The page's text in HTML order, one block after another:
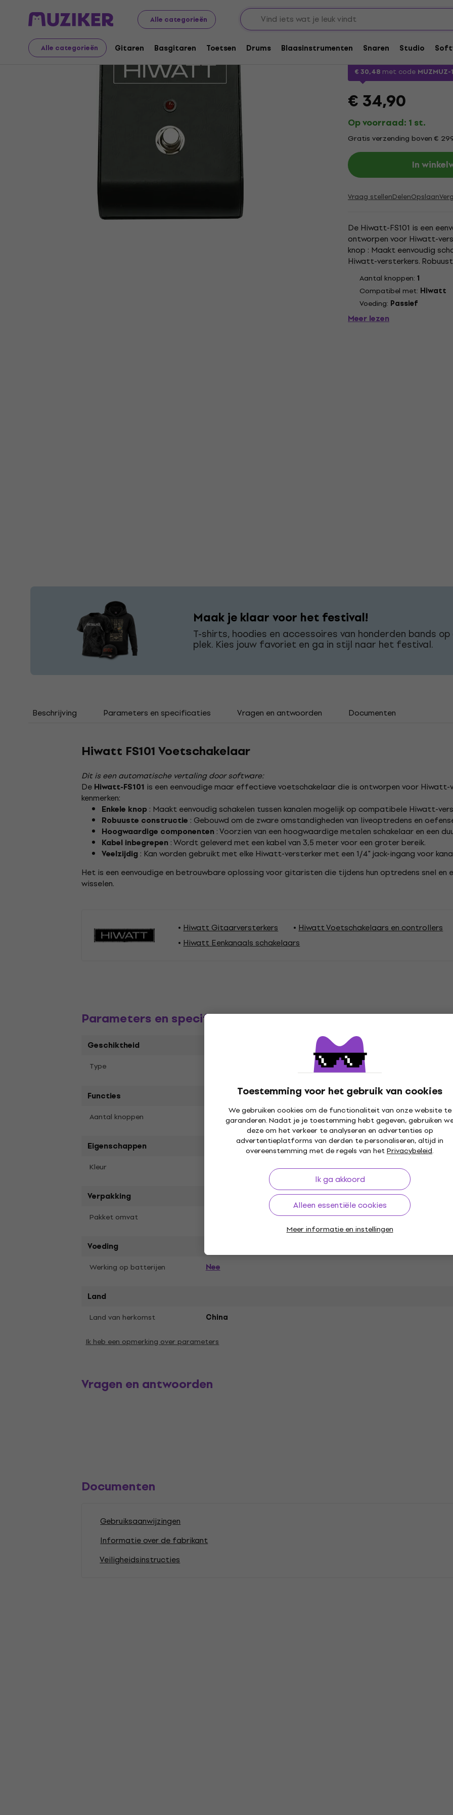
Alle categorieën
Alle categorieën Gitaren Basgitaren Toetsen Drums Blaasinstrumenten Snaren Studio
Toestemming voor het gebruik van cookies
We gebruiken cookies om de functionaliteit van onze website te
garanderen. Nadat je je toestemming hebt gegeven, gebruiken
deze om het verkeer te analyseren en advertenties op
advertentieplatforms van derden te personaliseren, altijd in
overeenstemming met de regels van hetPrivacybeleid.
Ik ga akkoord
Alleen essentiële cookies
Meer informatie en instellingen
Muziekinstrumenten Gitaren Gitaarversterkers Voetschakelaars en controllers
Hiwatt FS101
Merk:Hiwatt Productcode: .
€ 30,48 met code MUZMUZ-
€ 34,90
Op voorraad: 1 st.
Gratis verzending boven €
In
Vraag stellenDelenOpslaan
De Hiwatt-FS101 is een
ontworpen voor Hiwatt-
knop : Maakt eenvoudig
Hiwatt-versterkers.
omstandigheden van
Aantal knoppen: 1
Compatibel met: Hiwatt
Voeding: Passief
Meer lezen
Maak je klaar voor het festival!
T-shirts, hoodies en accessoires van honderden bands op
plek. Kies jouw favoriet en ga in stijl naar het festival.
Beschrijving Parameters en specificaties Vragen en antwoorden Documenten
Hiwatt FS101 Voetschakelaar
Dit is een automatische vertaling door software:
De Hiwatt-FS101 is een eenvoudige maar effectieve voetschakelaar die is ontworpen voor Hiwatt-
kenmerken:
Enkele knop : Maakt eenvoudig schakelen tussen kanalen mogelijk op compatibele Hiwatt-
Robuuste constructie : Gebouwd om de zware omstandigheden van liveoptredens en
Hoogwaardige componenten : Voorzien van een hoogwaardige metalen schakelaar en een
Kabel inbegrepen : Wordt geleverd met een kabel van 3,5 meter voor een groter bereik.
Veelzijdig : Kan worden gebruikt met elke Hiwatt-versterker met een 1/4" jack-ingang voor
Het is een eenvoudige en betrouwbare oplossing voor gitaristen die tijdens hun optredens snel en
wisselen.
Hiwatt Gitaarversterkers
Hiwatt Voetschakelaars en controllers
Hiwatt Eenkanaals schakelaars
Parameters en specificaties
Geschiktheid
Type Compatibel met
Functies
Aantal knoppen
Eigenschappen
Kleur
Verpakking
Pakket omvat Footswitch Cable
Voeding
Werking op batterijen Nee
Land
Land van herkomst China
Ik heb een opmerking over parameters
Vragen en antwoorden
Documenten
Gebruiksaanwijzingen
Informatie over de fabrikant
Veiligheidsinstructies